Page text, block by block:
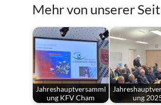
Mehr von unserer
Jahreshauptversamml
ung KFV Cham
ung